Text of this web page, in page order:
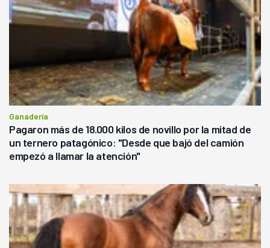
Ganadería
Pagaron más de 18.000 kilos de novillo por la mitad de
un ternero patagónico: "Desde que bajó del camión
empezó a llamar la atención"